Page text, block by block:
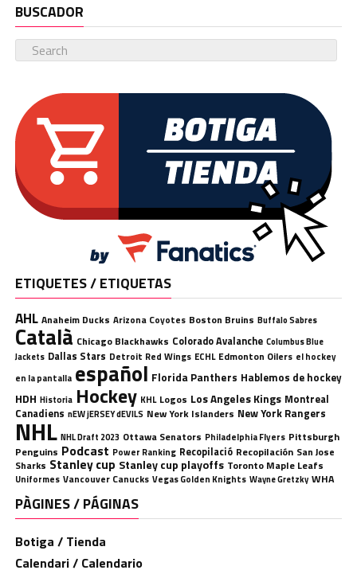
BUSCADOR
ETIQUETES / ETIQUETAS
AHL Anaheim Ducks Arizona Coyotes Boston Bruins Buffalo Sabres
Català Chicago Blackhawks Colorado Avalanche Columbus Blue
Jackets Dallas Stars Detroit Red Wings ECHL Edmonton Oilers el hockey
en la pantalla español Florida Panthers Hablemos de hockey
HDH Historia Hockey KHL Logos Los Angeles Kings Montreal
Canadiens nEW jERSEY dEVILS New York Islanders New York Rangers
NHL NHL Draft 2023 Ottawa Senators Philadelphia Flyers Pittsburgh
Penguins Podcast Power Ranking Recopilació Recopilación San Jose
Sharks Stanley cup Stanley cup playoffs Toronto Maple Leafs
Uniformes Vancouver Canucks Vegas Golden Knights Wayne Gretzky WHA
PÀGINES / PÁGINAS
Botiga / Tienda
Calendari / Calendario